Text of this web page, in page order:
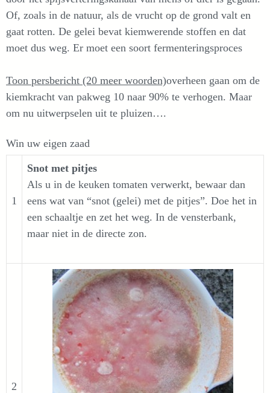
Of, zoals in de natuur, als de vrucht op de grond valt en
gaat rotten. De gelei bevat kiemwerende stoffen en dat
moet dus weg. Er moet een soort fermenteringsproces
Toon persbericht (20 meer woorden)overheen gaan om de
kiemkracht van pakweg 10 naar 90% te verhogen. Maar
om nu uitwerpselen uit te pluizen….
Win uw eigen zaad
1
Snot met pitjes
Als u in de keuken tomaten verwerkt, bewaar dan
eens wat van “snot (gelei) met de pitjes”. Doe het in
een schaaltje en zet het weg. In de vensterbank,
maar niet in de directe zon.
2